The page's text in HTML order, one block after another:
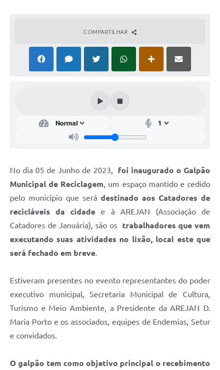
Ouvidoria
Galeria de Vídeos
Diário Oficial
Links
Serviços Online
Enquete
Contato
Fotos - Eventos Oficiais
COMPARTILHAR
No dia 05 de Junho de 2023, foi inaugurado o Galpão
Municipal de Reciclagem, um espaço mantido e cedido
pelo município que será destinado aos Catadores de
recicláveis da cidade e à AREJAN (Associação de
Catadores de Januária), são os trabalhadores que vem
executando suas atividades no lixão, local este que
será fechado em breve.
Estiveram presentes no evento representantes do poder
executivo municipal, Secretaria Municipal de Cultura,
Turismo e Meio Ambiente, a Presidente da AREJAN D.
Maria Porto e os associados, equipes de Endemias, Setur
e convidados.
O galpão tem como objetivo principal o recebimento